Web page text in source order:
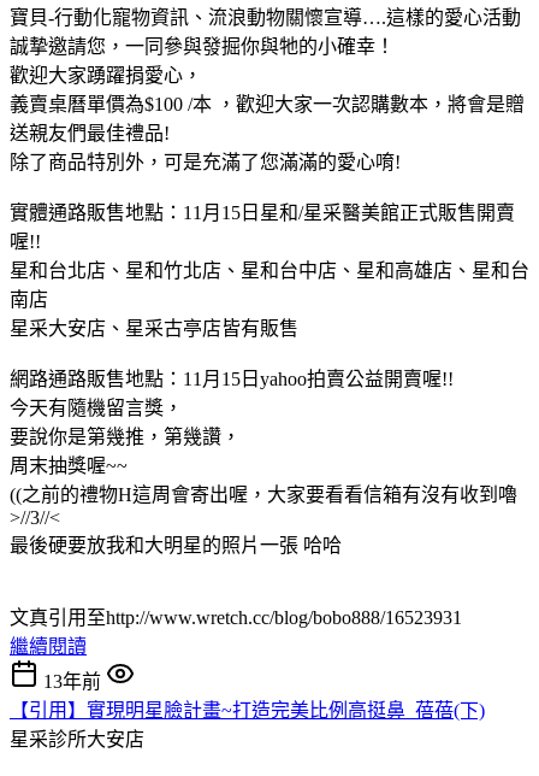
寶貝-行動化寵物資訊、流浪動物關懷宣導….這樣的愛心活動
誠摯邀請您，一同參與發掘你與牠的小確幸！
歡迎大家踴躍捐愛心，
義賣桌曆單價為$100 /本 ，歡迎大家一次認購數本，將會是贈
送親友們最佳禮品!
除了商品特別外，可是充滿了您滿滿的愛心唷!
實體通路販售地點：11月15日星和/星采醫美館正式販售開賣
喔!!
星和台北店、星和竹北店、星和台中店、星和高雄店、星和台
南店
星采大安店、星采古亭店皆有販售
網路通路販售地點：11月15日yahoo拍賣公益開賣喔!!
今天有隨機留言獎，
要說你是第幾推，第幾讚，
周末抽獎喔~~
((之前的禮物H這周會寄出喔，大家要看看信箱有沒有收到嚕
>//3//<
最後硬要放我和大明星的照片一張 哈哈
文真引用至http://www.wretch.cc/blog/bobo888/16523931
繼續閱讀
13年前
【引用】實現明星臉計畫~打造完美比例高挺鼻_蓓蓓(下)
星采診所大安店